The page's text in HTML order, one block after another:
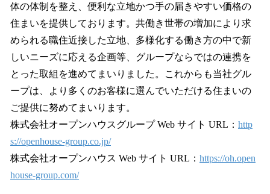
体の体制を整え、便利な立地かつ手の届きやすい価格の
住まいを提供しております。共働き世帯の増加により求
められる職住近接した立地、多様化する働き方の中で新
しいニーズに応える企画等、グループならではの連携を
とった取組を進めてまいりました。これからも当社グル
ープは、より多くのお客様に選んでいただける住まいの
ご提供に努めてまいります。
株式会社オープンハウスグループ Web サイト URL： http
s://openhouse-group.co.jp/
株式会社オープンハウス Web サイト URL： https://oh.open
house-group.com/